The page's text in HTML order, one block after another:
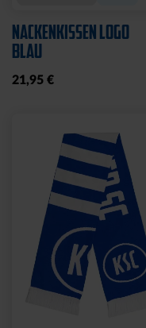
NACKENKISSEN LOGO
BLAU
21,95 €